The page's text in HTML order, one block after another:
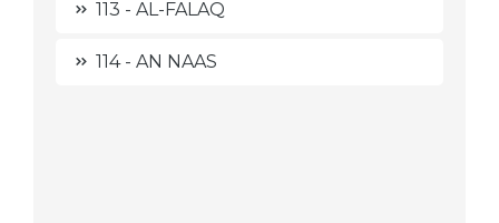
113 - AL-FALAQ
114 - AN NAAS